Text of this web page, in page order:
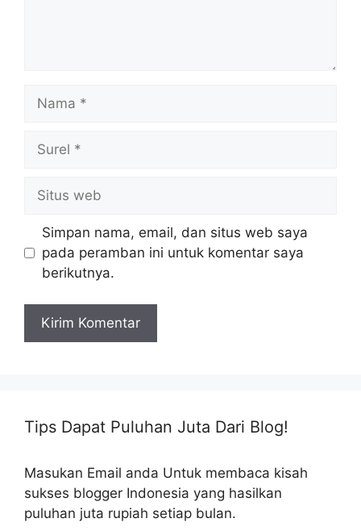
Nama
Surel
Situs
web
Simpan nama, email, dan situs web saya
pada peramban ini untuk komentar saya
berikutnya.
Tips Dapat Puluhan Juta Dari Blog!
Masukan Email anda Untuk membaca kisah
sukses blogger Indonesia yang hasilkan
puluhan juta rupiah setiap bulan.